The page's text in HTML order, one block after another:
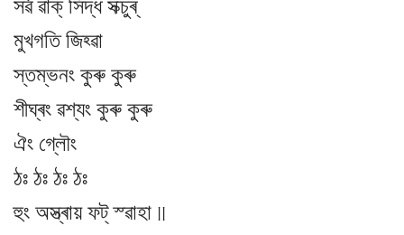
সৰ্ৱ ৱাক্ সিদ্ধ সক্চুৰ্
মুখগতি জিহ্ৱা
স্তম্ভনং কুৰু কুৰু
শীঘ্ৰং ৱশ্যং কুৰু কুৰু
ঐং গ্লৌং
ঠঃ ঠঃ ঠঃ ঠঃ
হুং অস্ত্ৰায় ফট্ স্ৱাহা ||